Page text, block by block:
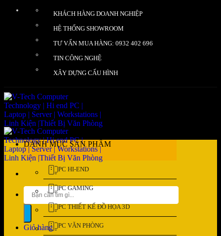
KHÁCH HÀNG DOANH NGHIỆP
HỆ THỐNG SHOWROOM
TƯ VẤN MUA HÀNG: 0932 402 696
TIN CÔNG NGHỆ
XÂY DỰNG CẤU HÌNH
Tìm
kiếm:
Giỏ hàng
DANH MỤC SẢN PHẨM
PC HI-END
PC GAMING
PC THIẾT KẾ ĐỒ HỌA 3D
PC VĂN PHÒNG